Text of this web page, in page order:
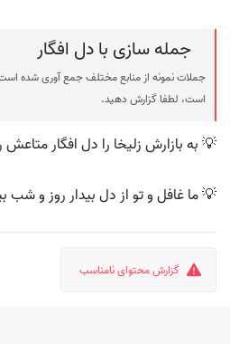
جمله سازی با دل افگار
جملات نمونه از منابع مختلف جمع آوری شده
است، لطفا گزارش دهید.
💡 به بازارش زلیخا را دل افگار
💡 ما غافل و تو از دل بیدار روز و شب
گزارش محتوای نامناسب